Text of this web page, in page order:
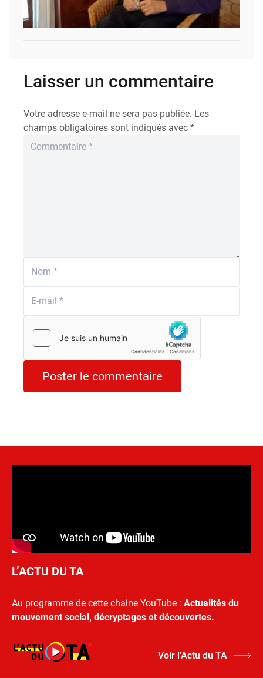
Laisser un commentaire
Votre adresse e-mail ne sera pas publiée. Les
champs obligatoires sont indiqués avec *
L’ACTU DU TA
Au programme de cette chaine YouTube : Actualités du
mouvement social, décryptages et découvertes.
Voir l’Actu du TA